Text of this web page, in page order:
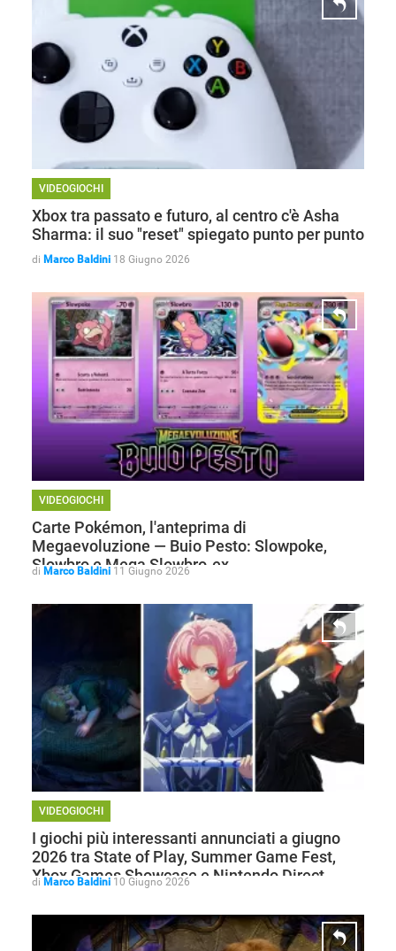
VIDEOGIOCHI
Xbox tra passato e futuro, al centro c'è Asha
Sharma: il suo "reset" spiegato punto per punto
di Marco Baldini 18 Giugno 2026
VIDEOGIOCHI
Carte Pokémon, l'anteprima di
Megaevoluzione — Buio Pesto: Slowpoke,
Slowbro e Mega Slowbro-ex
di Marco Baldini 11 Giugno 2026
VIDEOGIOCHI
I giochi più interessanti annunciati a giugno
2026 tra State of Play, Summer Game Fest,
Xbox Games Showcase e Nintendo Direct
di Marco Baldini 10 Giugno 2026